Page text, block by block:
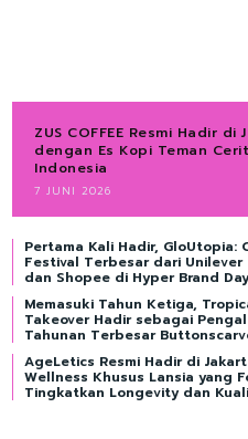
ZUS COFFEE Resmi Hadir di
dengan Es Kopi Teman
Indonesia
7 JUNI 2026
Pertama Kali Hadir, GloUtopia:
Festival Terbesar dari Unilever
dan Shopee di Hyper Brand Day
Memasuki Tahun Ketiga,
Takeover Hadir sebagai
Tahunan Terbesar
AgeLetics Resmi Hadir di
Wellness Khusus Lansia yang
Tingkatkan Longevity dan